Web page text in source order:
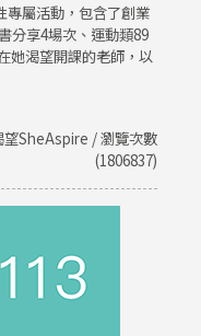
專屬活動，包含了創業
分享4場次、運動類89
她渴望開課的老師，以
望SheAspire / 瀏覽次數
(1806837)